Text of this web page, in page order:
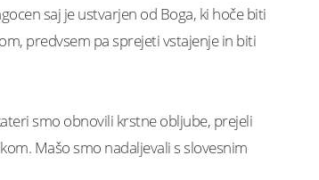
saj je ustvarjen od Boga, ki hoče biti
predvsem pa sprejeti vstajenje in biti
smo obnovili krstne obljube, prejeli
Mašo smo nadaljevali s slovesnim